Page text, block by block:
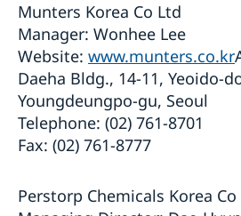
Munters Korea Co Ltd
Manager: Wonhee Lee
Website: www.munters.co.kr
Daeha Bldg., 14-11, Yeoido-
Youngdeungpo-gu, Seoul
Telephone: (02) 761-8701
Fax: (02) 761-8777
Perstorp Chemicals Korea Co